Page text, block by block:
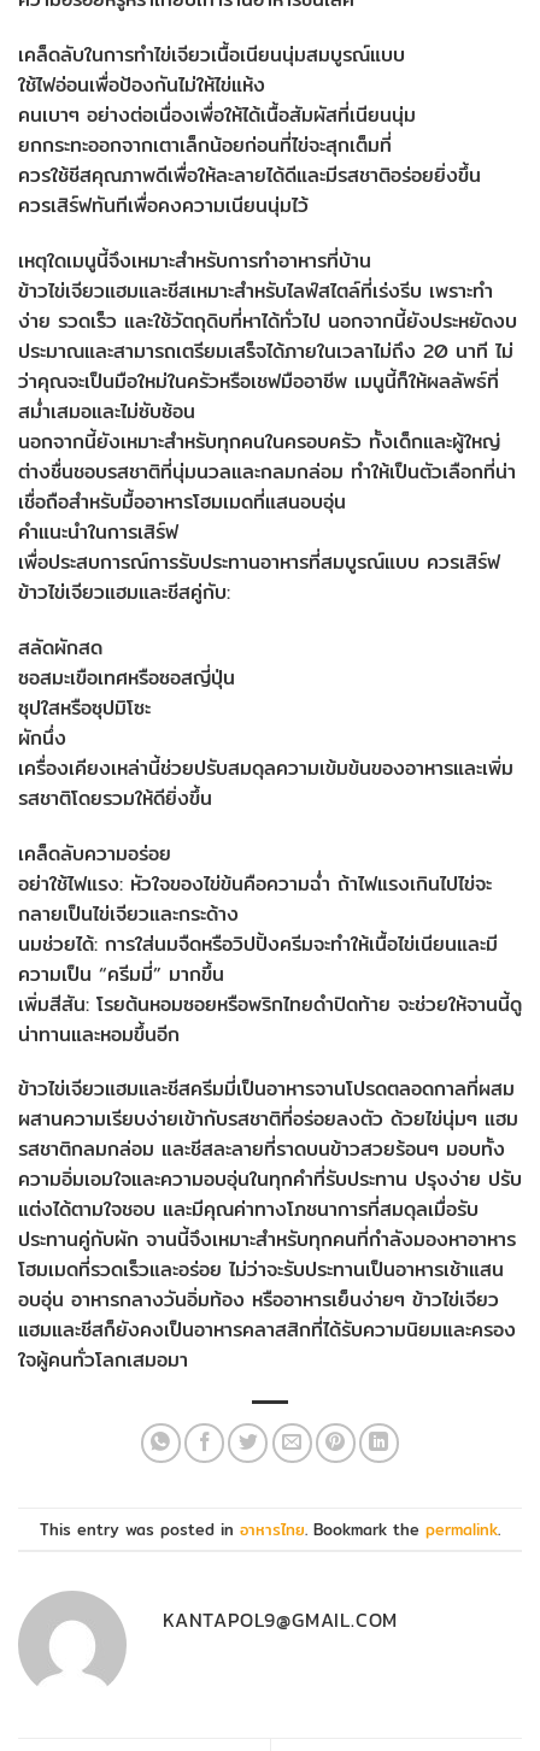
เคล็ดลับในการทำไข่เจียวเนื้อเนียนนุ่มสมบูรณ์แบบ
ใช้ไฟอ่อนเพื่อป้องกันไม่ให้ไข่แห้ง
คนเบาๆ อย่างต่อเนื่องเพื่อให้ได้เนื้อสัมผัสที่เนียนนุ่ม
ยกกระทะออกจากเตาเล็กน้อยก่อนที่ไข่จะสุกเต็มที่
ควรใช้ชีสคุณภาพดีเพื่อให้ละลายได้ดีและมีรสชาติอร่อยยิ่งขึ้น
ควรเสิร์ฟทันทีเพื่อคงความเนียนนุ่มไว้
เหตุใดเมนูนี้จึงเหมาะสำหรับการทำอาหารที่บ้าน
ข้าวไข่เจียวแฮมและชีสเหมาะสำหรับไลฟ์สไตล์ที่เร่งรีบ เพราะทำ
ง่าย รวดเร็ว และใช้วัตถุดิบที่หาได้ทั่วไป นอกจากนี้ยังประหยัดงบ
ประมาณและสามารถเตรียมเสร็จได้ภายในเวลาไม่ถึง 20 นาที ไม่
ว่าคุณจะเป็นมือใหม่ในครัวหรือเชฟมืออาชีพ เมนูนี้ก็ให้ผลลัพธ์ที่
สม่ำเสมอและไม่ซับซ้อน
นอกจากนี้ยังเหมาะสำหรับทุกคนในครอบครัว ทั้งเด็กและผู้ใหญ่
ต่างชื่นชอบรสชาติที่นุ่มนวลและกลมกล่อม ทำให้เป็นตัวเลือกที่น่า
เชื่อถือสำหรับมื้ออาหารโฮมเมดที่แสนอบอุ่น
คำแนะนำในการเสิร์ฟ
เพื่อประสบการณ์การรับประทานอาหารที่สมบูรณ์แบบ ควรเสิร์ฟ
ข้าวไข่เจียวแฮมและชีสคู่กับ:
สลัดผักสด
ซอสมะเขือเทศหรือซอสญี่ปุ่น
ซุปใสหรือซุปมิโซะ
ผักนึ่ง
เครื่องเคียงเหล่านี้ช่วยปรับสมดุลความเข้มข้นของอาหารและเพิ่ม
รสชาติโดยรวมให้ดียิ่งขึ้น
เคล็ดลับความอร่อย
อย่าใช้ไฟแรง: หัวใจของไข่ข้นคือความฉ่ำ ถ้าไฟแรงเกินไปไข่จะ
กลายเป็นไข่เจียวและกระด้าง
นมช่วยได้: การใส่นมจืดหรือวิปปิ้งครีมจะทำให้เนื้อไข่เนียนและมี
ความเป็น “ครีมมี่” มากขึ้น
เพิ่มสีสัน: โรยต้นหอมซอยหรือพริกไทยดำปิดท้าย จะช่วยให้จานนี้ดู
น่าทานและหอมขึ้นอีก
ข้าวไข่เจียวแฮมและชีสครีมมี่เป็นอาหารจานโปรดตลอดกาลที่ผสม
ผสานความเรียบง่ายเข้ากับรสชาติที่อร่อยลงตัว ด้วยไข่นุ่มๆ แฮม
รสชาติกลมกล่อม และชีสละลายที่ราดบนข้าวสวยร้อนๆ มอบทั้ง
ความอิ่มเอมใจและความอบอุ่นในทุกคำที่รับประทาน ปรุงง่าย ปรับ
แต่งได้ตามใจชอบ และมีคุณค่าทางโภชนาการที่สมดุลเมื่อรับ
ประทานคู่กับผัก จานนี้จึงเหมาะสำหรับทุกคนที่กำลังมองหาอาหาร
โฮมเมดที่รวดเร็วและอร่อย ไม่ว่าจะรับประทานเป็นอาหารเช้าแสน
อบอุ่น อาหารกลางวันอิ่มท้อง หรืออาหารเย็นง่ายๆ ข้าวไข่เจียว
แฮมและชีสก็ยังคงเป็นอาหารคลาสสิกที่ได้รับความนิยมและครอง
ใจผู้คนทั่วโลกเสมอมา
This entry was posted in อาหารไทย. Bookmark the permalink.
KANTAPOL9@GMAIL.COM